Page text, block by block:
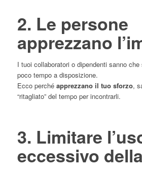
2. Le persone
apprezzano
I tuoi collaboratori o dipendenti sanno
poco tempo a disposizione.
Ecco perché apprezzano il tuo sforzo,
“ritagliato” del tempo per incontrarli.
3. Limitare
eccessivo